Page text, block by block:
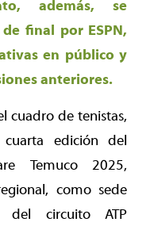
además, se
final por ESPN,
en público y
anteriores.
cuadro de tenistas,
edición del
Temuco 2025,
como sede
del circuito ATP